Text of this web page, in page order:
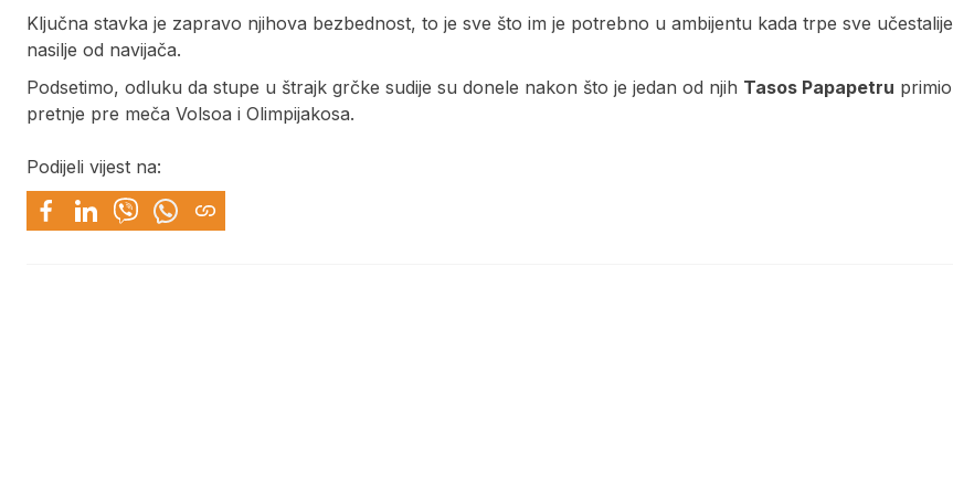
Ključna stavka je zapravo njihova bezbednost, to je sve što im je potrebno u ambijentu kada trpe sve učestalije
nasilje od navijača.
Podsetimo, odluku da stupe u štrajk grčke sudije su donele nakon što je jedan od njih Tasos Papapetru primio
pretnje pre meča Volsoa i Olimpijakosa.
Podijeli vijest na: